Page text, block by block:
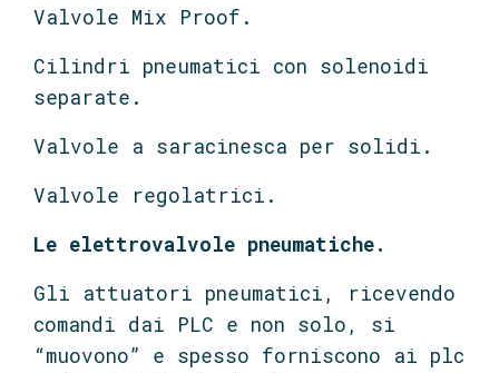
Valvole Mix Proof.
Cilindri pneumatici con solenoidi
separate.
Valvole a saracinesca per solidi.
Valvole regolatrici.
Le elettrovalvole pneumatiche.
Gli attuatori pneumatici, ricevendo
comandi dai PLC e non solo, si
“muovono” e spesso forniscono ai plc